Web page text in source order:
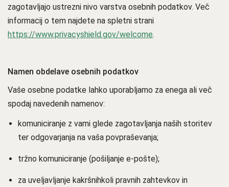
zagotavljajo ustrezni nivo varstva osebnih podatkov. Več
informacij o tem najdete na spletni strani
https://www.privacyshield.gov/welcome.
Namen obdelave osebnih podatkov
Vaše osebne podatke lahko uporabljamo za enega ali več
spodaj navedenih namenov:
komuniciranje z vami glede zagotavljanja naših storitev
ter odgovarjanja na vaša povpraševanja;
tržno komuniciranje (pošiljanje e-pošte);
za uveljavljanje kakršnihkoli pravnih zahtevkov in